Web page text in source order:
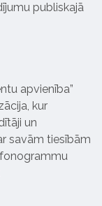
publiskajā
apvienība”
kur
un
savām tiesībām